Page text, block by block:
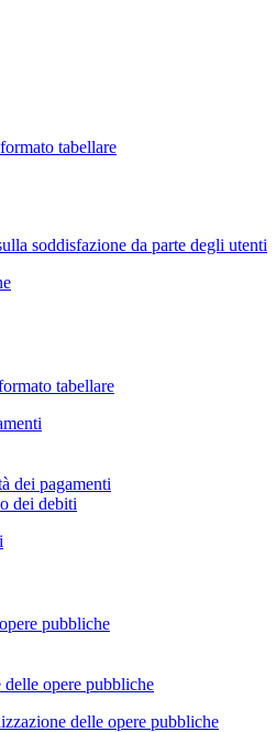
tabellare
soddisfazione da parte degli utenti
tabellare
dei pagamenti
dei debiti
pubbliche
opere pubbliche
delle opere pubbliche